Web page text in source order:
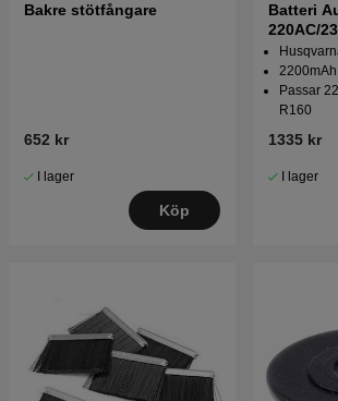
Bakre stötfångare
652 kr
I lager
Köp
Batteri
220AC/
2200mAh
Passar
R160
1335 kr
I lager